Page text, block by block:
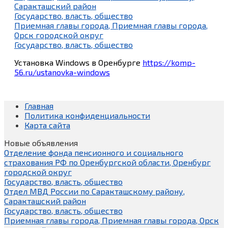
Саракташский район
Государство, власть, общество
Приемная главы города, Приемная главы города,
Орск городской округ
Государство, власть, общество
Установка Windows в Оренбурге https://komp-
56.ru/ustanovka-windows
Главная
Политика конфиденциальности
Карта сайта
Новые объявления
Отделение фонда пенсионного и социального
страхования РФ по Оренбургской области, Оренбург
городской округ
Государство, власть, общество
Отдел МВД России по Саракташскому району,
Саракташский район
Государство, власть, общество
Приемная главы города, Приемная главы города, Орск